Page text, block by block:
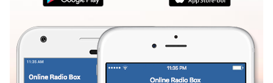
Seek to
live,
behind
LIVE